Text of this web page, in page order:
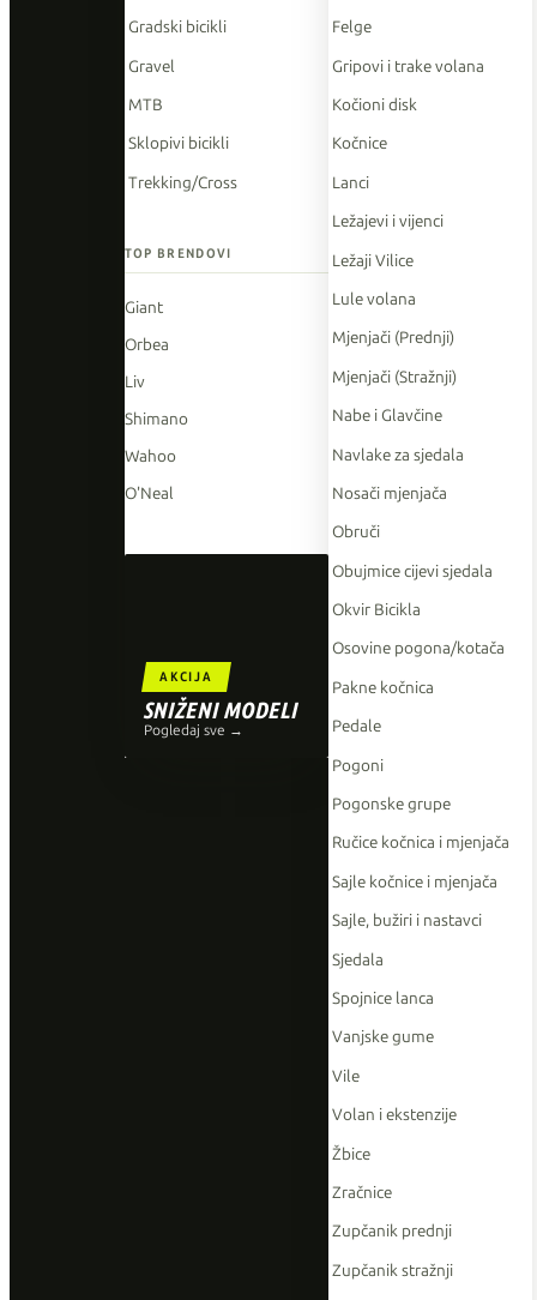
Gradski bicikli
Gravel
MTB
Sklopivi bicikli
Trekking/Cross
TOP BRENDOVI
Giant
Orbea
Liv
Shimano
Wahoo
O'Neal
AKCIJA
SNIŽENI MODELI
Pogledaj sve →
Felge
Gripovi i trake volana
Kočioni disk
Kočnice
Lanci
Ležajevi i vijenci
Ležaji Vilice
Lule volana
Mjenjači (Prednji)
Mjenjači (Stražnji)
Nabe i Glavčine
Navlake za sjedala
Nosači mjenjača
Obruči
Obujmice cijevi sjedala
Okvir Bicikla
Osovine pogona/kotača
Pakne kočnica
Pedale
Pogoni
Pogonske grupe
Ručice kočnica i mjenjača
Sajle kočnice i mjenjača
Sajle, bužiri i nastavci
Sjedala
Spojnice lanca
Vanjske gume
Vile
Volan i ekstenzije
Žbice
Zračnice
Zupčanik prednji
Zupčanik stražnji